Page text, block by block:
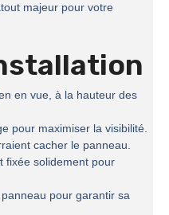
majeur pour votre
en vue, à la hauteur des
pour maximiser la visibilité.
cacher le panneau.
fixée solidement pour
pour garantir sa